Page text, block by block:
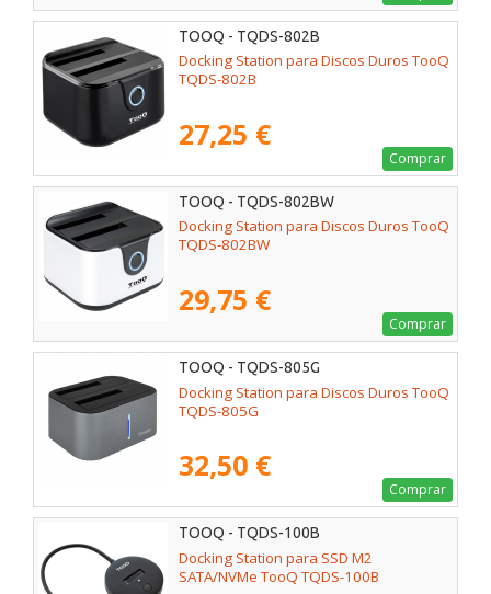
TOOQ - TQDS-802B
Docking Station para Discos Duros TooQ
TQDS-802B
27,25 €
Comprar
TOOQ - TQDS-802BW
Docking Station para Discos Duros TooQ
TQDS-802BW
29,75 €
Comprar
TOOQ - TQDS-805G
Docking Station para Discos Duros TooQ
TQDS-805G
32,50 €
Comprar
TOOQ - TQDS-100B
Docking Station para SSD M2
SATA/NVMe TooQ TQDS-100B